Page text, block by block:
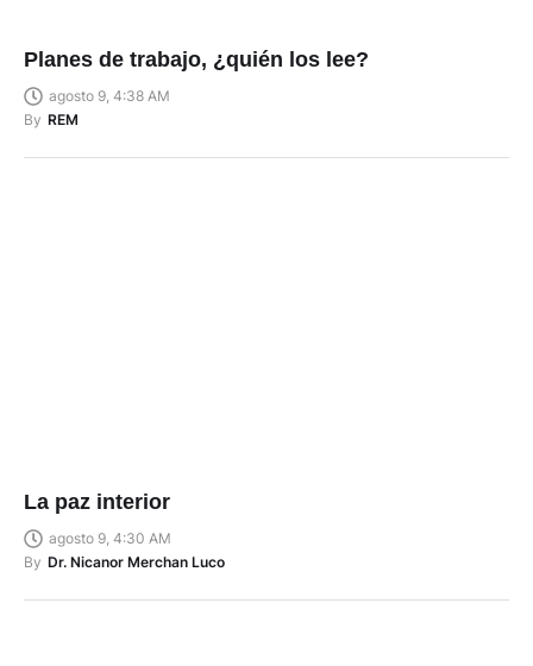
Planes de trabajo, ¿quién los lee?
agosto 9, 4:38 AM
By REM
La paz interior
agosto 9, 4:30 AM
By Dr. Nicanor Merchan Luco